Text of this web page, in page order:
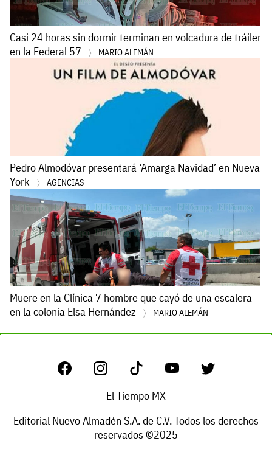
Casi 24 horas sin dormir terminan en volcadura de tráiler
en la Federal 57
MARIO ALEMÁN
Pedro Almodóvar presentará ‘Amarga Navidad’ en Nueva
York
AGENCIAS
Muere en la Clínica 7 hombre que cayó de una escalera
en la colonia Elsa Hernández
MARIO ALEMÁN
El Tiempo MX
Editorial Nuevo Almadén S.A. de C.V. Todos los derechos
reservados ©2025